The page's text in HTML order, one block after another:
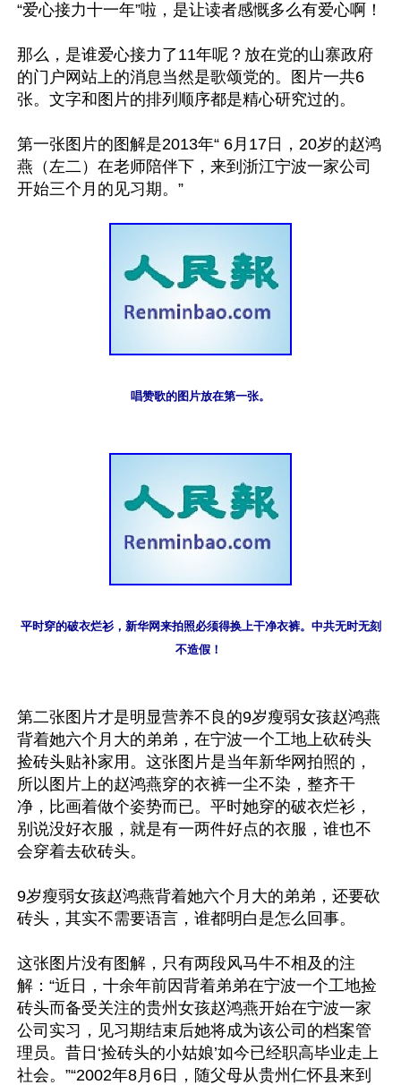
“爱心接力十一年”啦，是让读者感慨多么有爱心啊！
那么，是谁爱心接力了11年呢？放在党的山寨政府
的门户网站上的消息当然是歌颂党的。图片一共6
张。文字和图片的排列顺序都是精心研究过的。
第一张图片的图解是2013年“ 6月17日，20岁的赵鸿
燕（左二）在老师陪伴下，来到浙江宁波一家公司
唱赞歌的图片放在第一张。
平时穿的破衣烂衫，新华网来拍照必须得换上干净衣裤。中共无时无刻
不造假！
第二张图片才是明显营养不良的9岁瘦弱女孩赵鸿燕
背着她六个月大的弟弟，在宁波一个工地上砍砖头
捡砖头贴补家用。这张图片是当年新华网拍照的，
所以图片上的赵鸿燕穿的衣裤一尘不染，整齐干
净，比画着做个姿势而已。平时她穿的破衣烂衫，
别说没好衣服，就是有一两件好点的衣服，谁也不
会穿着去砍砖头。
9岁瘦弱女孩赵鸿燕背着她六个月大的弟弟，还要砍
砖头，其实不需要语言，谁都明白是怎么回事。
这张图片没有图解，只有两段风马牛不相及的注
解：“近日，十余年前因背着弟弟在宁波一个工地捡
砖头而备受关注的贵州女孩赵鸿燕开始在宁波一家
公司实习，见习期结束后她将成为该公司的档案管
理员。昔日‘捡砖头的小姑娘’如今已经职高毕业走上
社会。”“2002年8月6日，随父母从贵州仁怀县来到